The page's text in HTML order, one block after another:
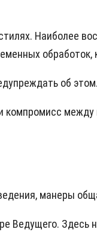
Наиболее
об этом.
компромисс
манеры
Ведущего.